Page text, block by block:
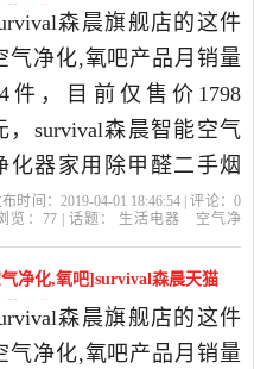
的空气净化,氧吧，由广东
州发货。
仅售1798元森晨旗舰店的这件
气净化,氧吧产品月销量
件，目前仅售价1798
，survival森晨智能空气
化器家用除甲醛二手烟
味负离子天猫精灵是
选生活电器当中性价比
很高的空气净化,氧吧，由
东 广州发货。
时间：2019-04-01 18:46:54 | 评论： 0
览： 77| 话题： 生活电器
空气净
净化,氧吧]survival森晨天猫
仅售2298元森晨旗舰店的这件
气净化,氧吧产品月销量